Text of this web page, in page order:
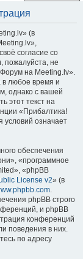
(в
согласие со
пожалуйста, не
на Meeting.lv».
в любое время и
однако с вашей
этот текст на
«Прибалтика!
условий означает
обеспечения
«программное
«phpBB
License v2» (в
.
phpBB строго
и phpBB
конференций
поведения в них.
по адресу